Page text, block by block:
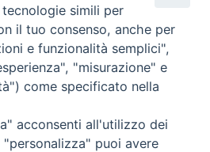
a ipotizzare un progetto di viaggi sulle
preceduto e seguito da incontri con gli
territorio.
(ortodossi e cattolici) egiziani ci
possa costituire il primo passo per
della presenza copto-egiziana.
scaricare la seguente
simili per
il tuo consenso, anche per
e funzionalità semplici",
"misurazione" e
come specificato nella
acconsenti all'utilizzo dei
puoi avere